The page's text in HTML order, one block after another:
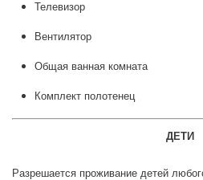
Телевизор
Вентилятор
Общая ванная комната
Комплект полотенец
ДЕТИ
Разрешается проживание детей